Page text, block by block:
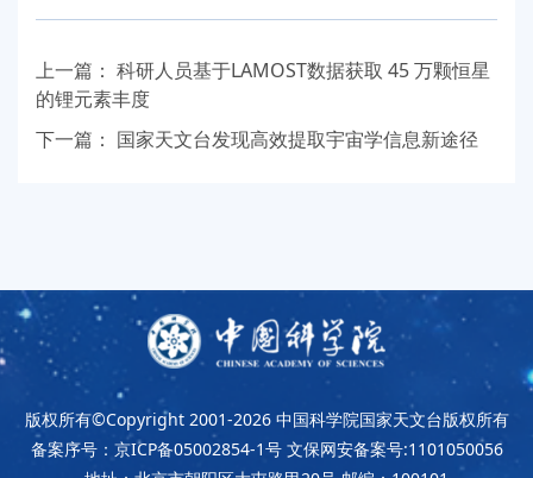
上一篇： 科研人员基于LAMOST数据获取 45 万颗恒星
的锂元素丰度
下一篇： 国家天文台发现高效提取宇宙学信息新途径
版权所有©Copyright 2001-2026 中国科学院国家天文台版权所有
备案序号：京ICP备05002854-1号 文保网安备案号:1101050056